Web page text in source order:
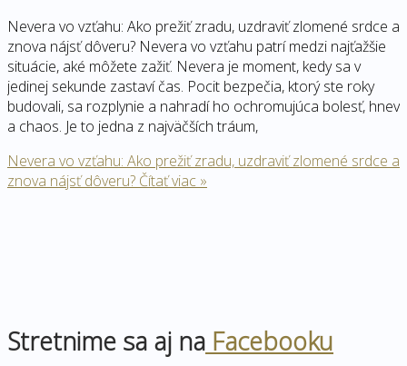
Nevera vo vzťahu: Ako prežiť zradu, uzdraviť zlomené srdce a
znova nájsť dôveru? Nevera vo vzťahu patrí medzi najťažšie
situácie, aké môžete zažiť. Nevera je moment, kedy sa v
jedinej sekunde zastaví čas. Pocit bezpečia, ktorý ste roky
budovali, sa rozplynie a nahradí ho ochromujúca bolesť, hnev
a chaos. Je to jedna z najväčších tráum,
Nevera vo vzťahu: Ako prežiť zradu, uzdraviť zlomené srdce a
znova nájsť dôveru? Čítať viac »
Stretnime sa aj na Facebooku